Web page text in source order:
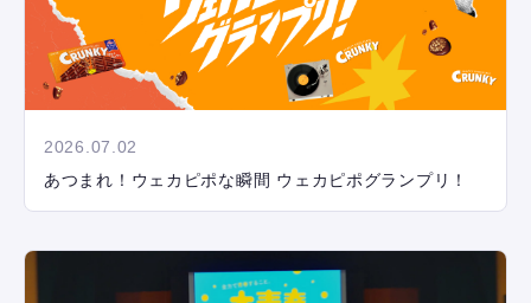
2026.07.02
あつまれ！ウェカピポな瞬間 ウェカピポグランプリ！